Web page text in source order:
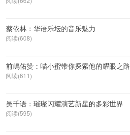
蔡依林：华语乐坛的音乐魅力
阅读(608)
前嶋佑赞：喵小蜜带你探索他的耀眼之路
阅读(611)
吴千语：璀璨闪耀演艺新星的多彩世界
阅读(595)